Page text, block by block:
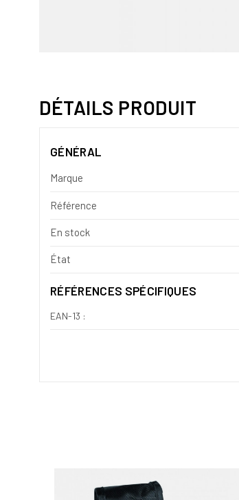
DÉTAILS PRODUIT
GÉNÉRAL
Marque
Référence
En stock
État
RÉFÉRENCES SPÉCIFIQUES
EAN-13 :